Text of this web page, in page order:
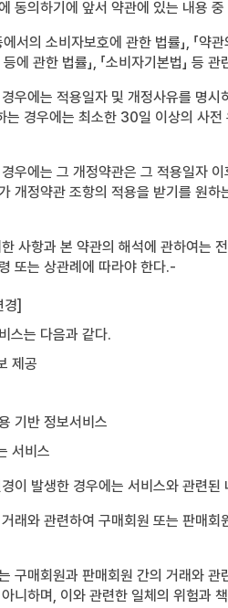
동의하기에 앞서 약관에 있는 내용
서의 소비자보호에 관한 법률」, 「약관
등에 관한 법률」, 「소비자기본법」
우에는 적용일자 및 개정사유를 명
는 경우에는 최소한 30일 이상의 사
우에는 그 개정약관은 그 적용일자
개정약관 조항의 적용을 받기를 원
사항과 본 약관의 해석에 관하여는
또는 상관례에 따라야 한다.-
]
스는 다음과 같다.
제공
기반 정보서비스
서비스
이 발생한 경우에는 서비스와 관련
래와 관련하여 구매회원 또는 판매
구매회원과 판매회원 간의 거래와
니하며, 이와 관련한 일체의 위험과